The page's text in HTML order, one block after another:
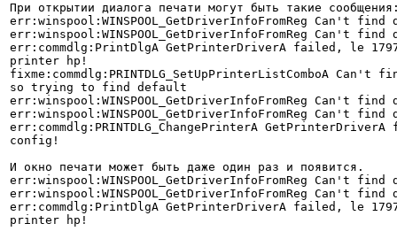
При открытии диалога печати могут быть такие
err:winspool:WINSPOOL_GetDriverInfoFromReg Can't
err:winspool:WINSPOOL_GetDriverInfoFromReg Can't
err:commdlg:PrintDlgA GetPrinterDriverA failed, le
printer hp!
fixme:commdlg:PRINTDLG_SetUpPrinterListComboA
so trying to find default
err:winspool:WINSPOOL_GetDriverInfoFromReg Can't
err:winspool:WINSPOOL_GetDriverInfoFromReg Can't
err:commdlg:PRINTDLG_ChangePrinterA
config!
И окно печати может быть даже один раз и появится.
err:winspool:WINSPOOL_GetDriverInfoFromReg Can't
err:winspool:WINSPOOL_GetDriverInfoFromReg Can't
err:commdlg:PrintDlgA GetPrinterDriverA failed, le
printer hp!